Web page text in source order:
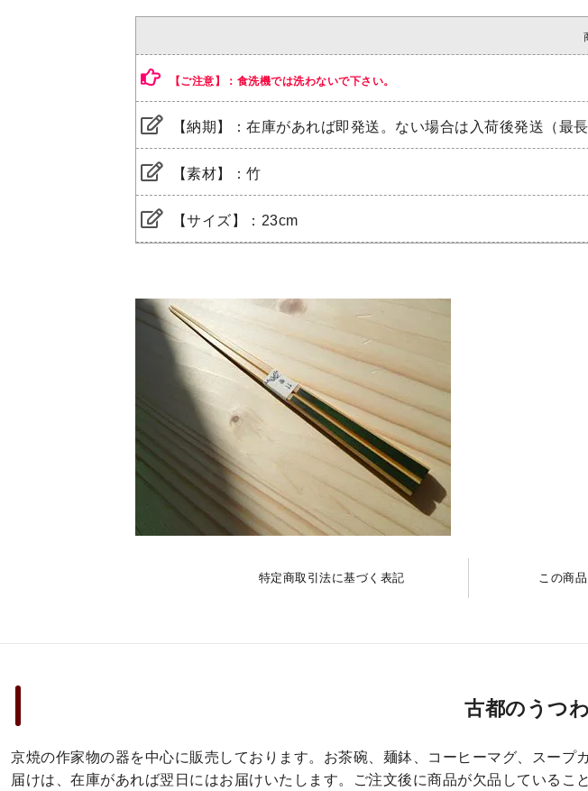
【ご注意】：食洗機では洗わないで下さい。
【納期】：在庫があれば即発送。ない場合は入荷後発送（最
【素材】：竹
【サイズ】：23cm
特定商取引法に基づく表記 この商
古都のうつ
京焼の作家物の器を中心に販売しております。お茶碗、麺鉢、コーヒーマグ、スー
届けは、在庫があれば翌日にはお届けいたします。ご注文後に商品が欠品している